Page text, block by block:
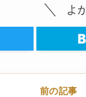
よ
前の記事